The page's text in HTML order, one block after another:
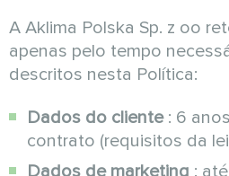
A Aklima Polska Sp. z oo
apenas pelo tempo
descritos nesta Política:
Dados do cliente: 6
contrato (requisitos da
Dados de marketing :